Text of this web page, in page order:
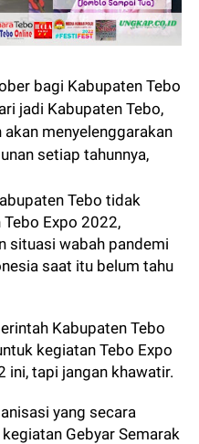
bagi Kabupaten Tebo
jadi Kabupaten Tebo,
menyelenggarakan
setiap tahunnya,
Tebo tidak
Expo 2022,
situasi wabah pandemi
saat itu belum tahu
Kabupaten Tebo
kegiatan Tebo Expo
ini, tapi jangan khawatir.
yang secara
Gebyar Semarak